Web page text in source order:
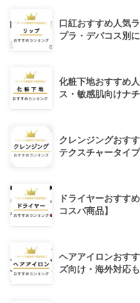
口紅おすすめ人気
プラ・デパコス別に
化粧下地おすすめ
ス・敏感肌向けナ
クレンジングおす
テクスチャータイ
ドライヤーおすす
コスパ商品】
ヘアアイロンおす
ズ向け・海外対応